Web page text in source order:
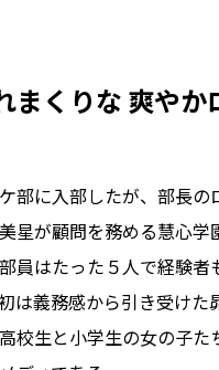
まくりな 爽やか
部に入部したが、部長の
星が顧問を務める慧心学
員はたった５人で経験者
は義務感から引き受けた
校生と小学生の女の子た